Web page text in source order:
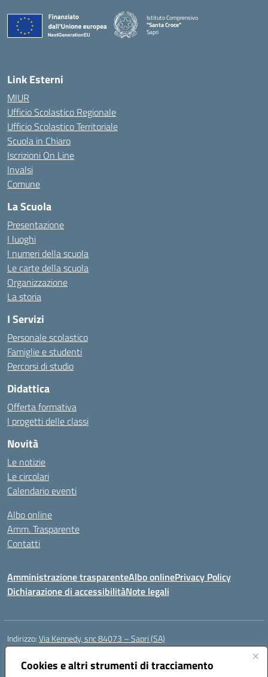
Cookies e altri strumenti di tracciamento
Istituto Comprensivo
"Santa Croce"
Sapri
— Visita la pagina iniziale della scuola
Link Esterni
MIUR
Ufficio Scolastico Regionale
Ufficio Scolastico Territoriale
Scuola in Chiaro
Iscrizioni On Line
Invalsi
Comune
La Scuola
Presentazione
I luoghi
I numeri della scuola
Le carte della scuola
Organizzazione
La storia
I Servizi
Personale scolastico
Famiglie e studenti
Percorsi di studio
Didattica
Offerta formativa
I progetti delle classi
Novità
Le notizie
Le circolari
Calendario eventi
Albo online
Amm. Trasparente
Contatti
Amministrazione trasparenteAlbo onlinePrivacy Policy
Dichiarazione di accessibilitàNote legali
Indirizzo:Via Kennedy, snc 84073 – Sapri (SA)
Centralino:
Posta elettronica certificata (PEC):saic878008@pec.istruzione.it